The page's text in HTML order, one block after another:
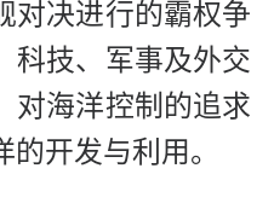
对决进行的霸权争
科技、军事及外交
对海洋控制的追求
开发与利用。